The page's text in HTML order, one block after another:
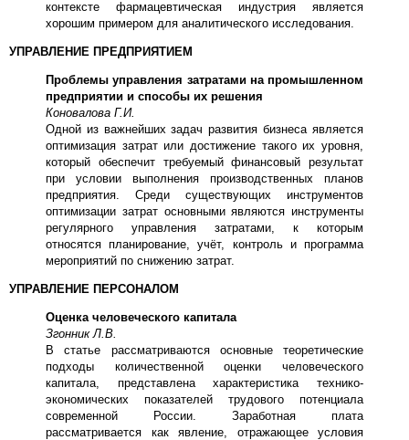
контексте фармацевтическая индустрия является
хорошим примером для аналитического исследования.
УПРАВЛЕНИЕ ПРЕДПРИЯТИЕМ
Проблемы управления затратами на промышленном
предприятии и способы их решения
Коновалова Г.И.
Одной из важнейших задач развития бизнеса является
оптимизация затрат или достижение такого их уровня,
который обеспечит требуемый финансовый результат
при условии выполнения производственных планов
предприятия. Среди существующих инструментов
оптимизации затрат основными являются инструменты
регулярного управления затратами, к которым
относятся планирование, учёт, контроль и программа
мероприятий по снижению затрат.
УПРАВЛЕНИЕ ПЕРСОНАЛОМ
Оценка человеческого капитала
Згонник Л.В.
В статье рассматриваются основные теоретические
подходы количественной оценки человеческого
капитала, представлена характеристика технико-
экономических показателей трудового потенциала
современной России. Заработная плата
рассматривается как явление, отражающее условия